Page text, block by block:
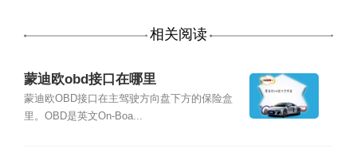
相关阅读
蒙迪欧obd接口在哪里
蒙迪欧OBD接口在主驾驶方向盘下方的保险盒
里。OBD是英文On-Boa...